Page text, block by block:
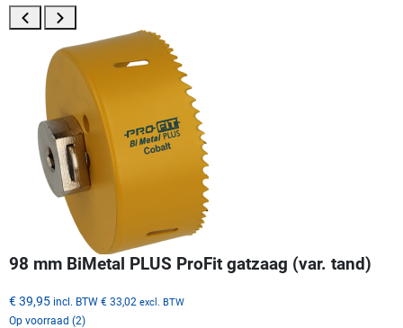
98 mm BiMetal PLUS ProFit gatzaag (var. tand)
€ 39,95 incl. BTW € 33,02 excl. BTW
Op voorraad (2)